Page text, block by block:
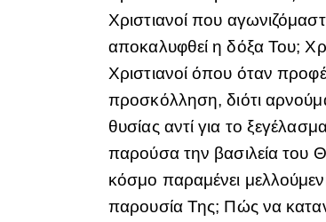
Χριστιανοί που
αποκαλυφθεί η δόξα Του;
Χριστιανοί όπου όταν
προσκόλληση, διότι
θυσίας αντί για το
παρούσα την βασιλεία του
κόσμο παραμένει
παρουσία Της; Πώς να